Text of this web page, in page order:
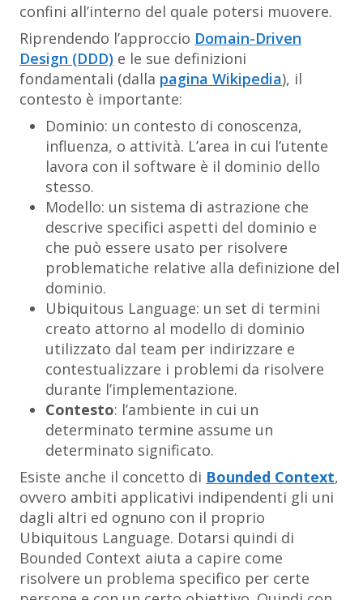
confini all’interno del quale potersi muovere.
Riprendendo l’approccio Domain-Driven
Design (DDD) e le sue definizioni
fondamentali (dalla pagina Wikipedia), il
contesto è importante:
Dominio: un contesto di conoscenza,
influenza, o attività. L’area in cui l’utente
lavora con il software è il dominio dello
stesso.
Modello: un sistema di astrazione che
descrive specifici aspetti del dominio e
che può essere usato per risolvere
problematiche relative alla definizione del
dominio.
Ubiquitous Language: un set di termini
creato attorno al modello di dominio
utilizzato dal team per indirizzare e
contestualizzare i problemi da risolvere
durante l’implementazione.
Contesto: l’ambiente in cui un
determinato termine assume un
determinato significato.
Esiste anche il concetto di Bounded Context,
ovvero ambiti applicativi indipendenti gli uni
dagli altri ed ognuno con il proprio
Ubiquitous Language. Dotarsi quindi di
Bounded Context aiuta a capire come
risolvere un problema specifico per certe